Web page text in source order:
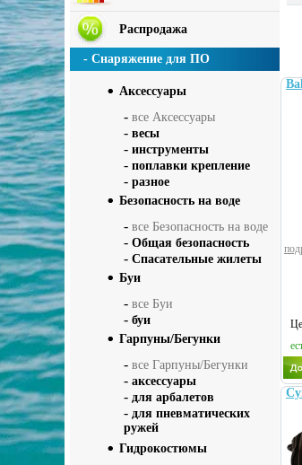
Распродажа
- Снаряжение для ПО
Аксесcуары
- все Аксесcуары
- весы
- инструменты
- поплавки крепление
- разное
Безопасность на воде
- все Безопасность на воде
- Общая безопасность
- Спасательные жилеты
Буи
- все Буи
- буи
Гарпуны/Бегунки
- все Гарпуны/Бегунки
- аксессуары
- для арбалетов
- для пневматических
ружей
Гидрокостюмы